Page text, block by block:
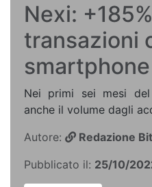
Nexi:
transazioni
Nei primi sei mesi
anche il volume dagli
Autore:
Redazione
Pubblicato il: 25/10/